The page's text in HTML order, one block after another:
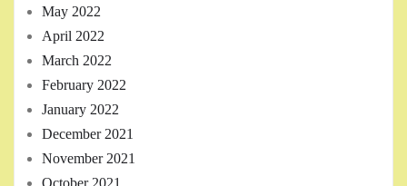
May 2022
April 2022
March 2022
February 2022
January 2022
December 2021
November 2021
October 2021